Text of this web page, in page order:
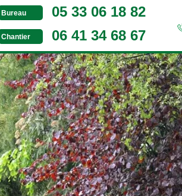
Bureau 05 33 06 18 82
Chantier 06 41 34 68 67